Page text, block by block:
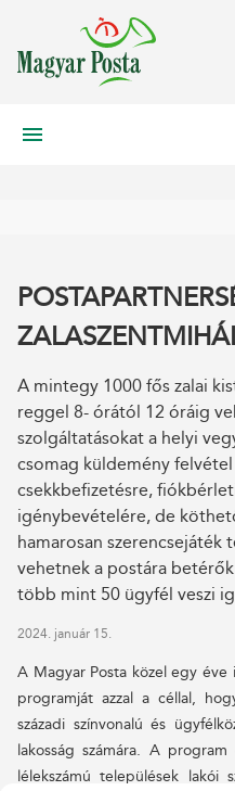
A mintegy 1000 fős zalai
reggel 8- órától 12 óráig
szolgáltatásokat a helyi
csomag küldemény
csekkbefizetésre,
igénybevételére, de
hamarosan szerencsejáték
vehetnek a postára
több mint 50 ügyfél veszi
2024. január 15.
A Magyar Posta közel egy
programját azzal a céllal,
századi színvonalú és
lakosság számára. A
lélekszámú települések lakói